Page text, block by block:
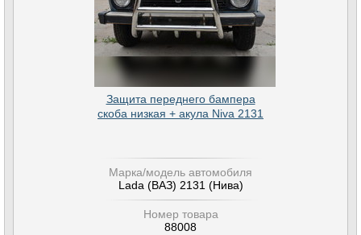
Защита переднего бампера
скоба низкая + акула Niva 2131
Марка/модель автомобиля
Lada (ВАЗ) 2131 (Нива)
Номер товара
88008